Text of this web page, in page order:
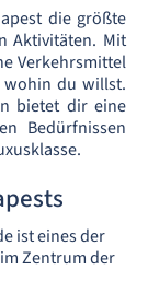
die größte
Aktivitäten. Mit
Verkehrsmittel
wohin du willst.
bietet dir eine
Bedürfnissen
ist eines der
Zentrum der